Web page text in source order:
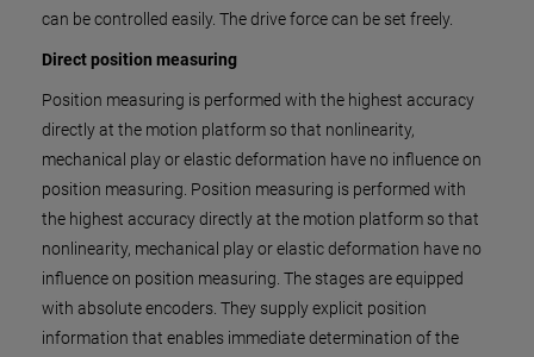
can be controlled easily. The drive force can be set freely.
Direct position measuring
Position measuring is performed with the highest accuracy
directly at the motion platform so that nonlinearity,
mechanical play or elastic deformation have no influence on
position measuring. Position measuring is performed with
the highest accuracy directly at the motion platform so that
nonlinearity, mechanical play or elastic deformation have no
influence on position measuring. The stages are equipped
with absolute encoders. They supply explicit position
information that enables immediate determination of the